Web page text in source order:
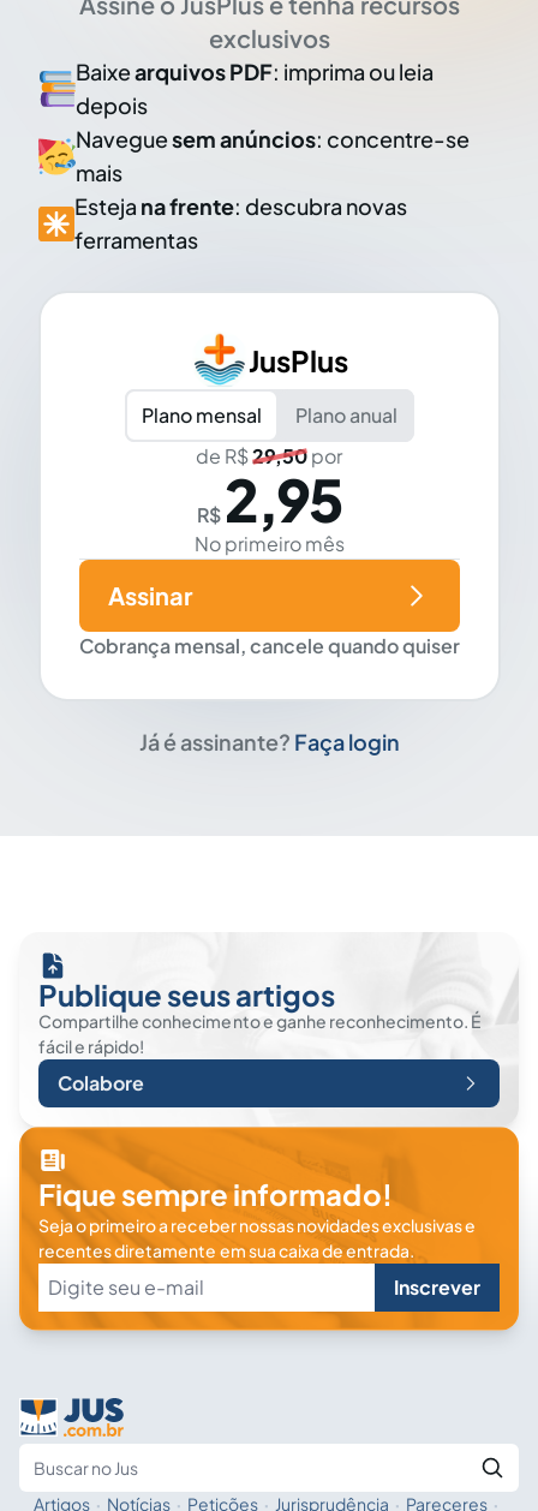
exclusivos
Baixearquivos PDF: imprima ou leia
depois
Naveguesem anúncios: concentre-se
mais
Esteja na frente: descubra novas
ferramentas
JusPlus
Plano mensal
Plano anual
de R$29,50por
R$ 2,95
No primeiro mês
Cobrança mensal, cancele quando quiser
Assinar
Já é assinante? Faça login
Publique seus artigos
Compartilhe conhecimento e ganhe reconhecimento. É
fácil e rápido!
Colabore
Fique sempre informado!
Seja o primeiro a receber nossas novidades exclusivas e
recentes diretamente em sua caixa de entrada.
Inscrever
Artigos · Notícias · Petições · Jurisprudência · Pareceres ·